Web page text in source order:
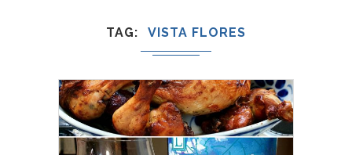
TAG VISTA FLORES